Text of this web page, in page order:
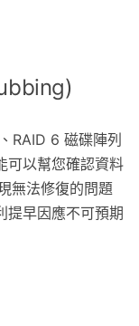
RAID 6 磁碟陣列
可以幫您確認資料
無法修復的問題
提早因應不可預期